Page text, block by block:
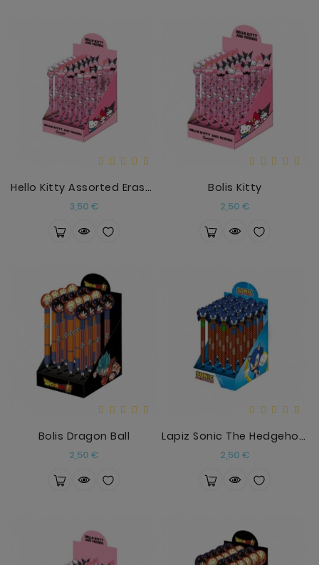
Hello Kitty Assorted Erasable Pen
3,50 €Precio
Bolis Kitty
2,50 €
Bolis Dragon Ball
2,50 €
Lapiz Sonic The Hedgehog Surtido
2,50 €